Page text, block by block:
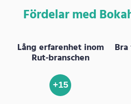
Fördelar med
Lång erfarenhet inom
Rut-branschen
+15